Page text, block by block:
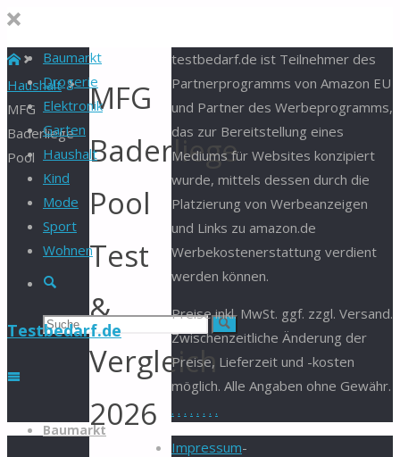
Baumarkt
Drogerie
Elektronik
Garten
Haushalt
Kind
Mode
Sport
Wohnen
Suche
Suchen Suche
Testbedarf.de
Zum
Baumarkt
Start
Haushalt
MFG
Baderliege
Pool
MFG
Baderliege
Pool
Test
&
Vergleich
2026
testbedarf.de ist Teilnehmer des
Partnerprogramms von Amazon EU
und Partner des Werbeprogramms,
das zur Bereitstellung eines
Mediums für Websites konzipiert
wurde, mittels dessen durch die
Platzierung von Werbeanzeigen
und Links zu amazon.de
Werbekostenerstattung verdient
werden können.
Preise inkl. MwSt. ggf. zzgl. Versand.
Zwischenzeitliche Änderung der
Preise, Lieferzeit und -kosten
möglich. Alle Angaben ohne Gewähr.
. . . . . . . .
Impressum-